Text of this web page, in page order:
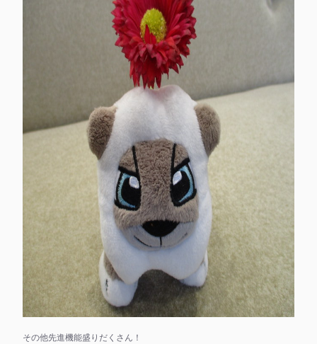
その他先進機能盛りだくさん！